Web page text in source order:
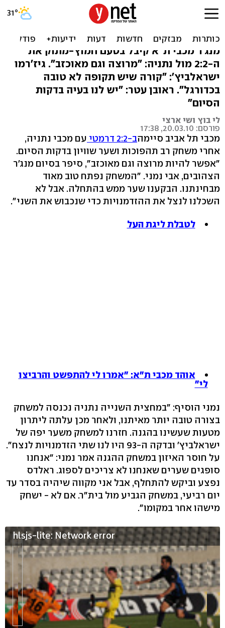
נמני: "הביטחון העצמי קצת
ירד אצל השחקנים"
מנג'ר מכבי ת"א קיבל בטעם חמוץ-מתוק את
ה-2:2 מול נתניה: "מרוצה וגם מאוכזב". גיז'רמו
ישראלביץ': "קורה שיש תקופה לא טובה
בכדורגל". ראובן עטר: "יש לנו בעיה בדקות
הסיום"
לי בוץ ושי ארצי
פורסם: 20.03.10, 17:38
מכבי תל אביב סיימהב-2:2 דרמטי
עם מכבי נתניה,
אחרי משחק רב תהפוכות ושער שוויון בדקות הסיום.
"אפשר להיות מרוצה וגם מאוכזב", סיפר בסיום מנג'ר
הצהובים, אבי נמני. "המשחק נפתח טוב מאוד
מבחינתנו. הבקענו שער ממש בהתחלה. אבל לא
השכלנו לנצל את ההזדמנויות כדי שנכבוש את השני".
לטבלת ליגת העל
אוהד מכבי ת"א: "אמרו לי להתפשט והרביצו
לי"
נמני הוסיף: "במחצית השנייה נתניה נכנסה למשחק
בצורה טובה יותר מאיתנו, ולאחר מכן עלתה ליתרון
מטעות שעשינו בהגנה. חזרנו למשחק משער יפה של
ישראלביץ' ובדקה ה-93 היו לנו שתי הזדמנויות לנצח".
על חוסר האיזון במשחק ההגנה אמר נמני: "אנחנו
סופגים שערים שאנחנו לא צריכים לספוג. ראלדס
נפצע וביקש להתחלף, אבל אני מקווה שיהיה בסדר עד
יום רביעי, במשחק הגביע מול בית"ר. אם לא - ישחק
מישהו אחר במקומו".
hlsjs-lite: Network error